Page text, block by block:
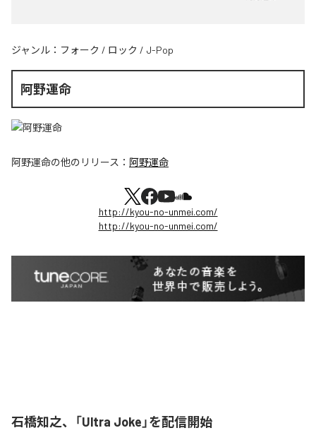
ジャンル： フォーク / ロック / J-Pop
阿野運命
阿野運命の他のリリース： 阿野運命
http://kyou-no-unmei.com/
http://kyou-no-unmei.com/
石橋知之、「Ultra Joke」を配信開始